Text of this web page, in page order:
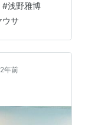
ウサ『モジョ
品）脚本：オ
演出：鵜山仁
！！！ ♦️浦和
味…
#浅野雅博
ウサ
2年前